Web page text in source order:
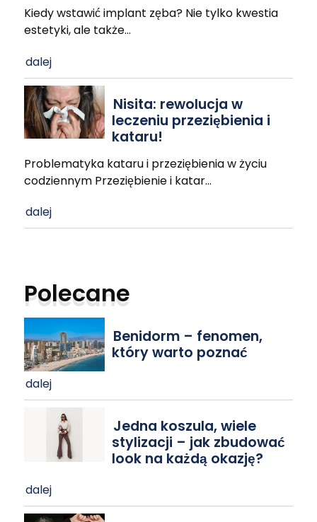
Kiedy wstawić implant zęba? Nie tylko kwestia
estetyki, ale także…
dalej
Nisita: rewolucja w
leczeniu przeziębienia i
kataru!
Problematyka kataru i przeziębienia w życiu
codziennym Przeziębienie i katar…
dalej
Polecane
Benidorm – fenomen,
który warto poznać
dalej
Jedna koszula, wiele
stylizacji – jak zbudować
look na każdą okazję?
dalej